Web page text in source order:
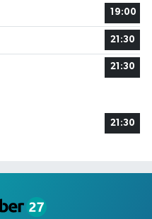
19:00
21:30
21:30
21:30